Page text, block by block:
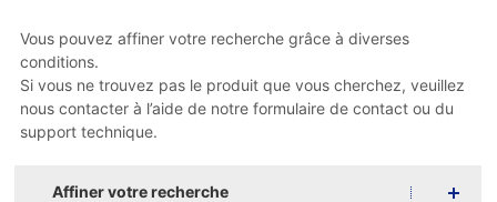
Vous pouvez affiner votre recherche grâce à diverses
conditions.
Si vous ne trouvez pas le produit que vous cherchez, veuillez
nous contacter à l’aide de notre formulaire de contact ou du
support technique.
Affiner votre recherche